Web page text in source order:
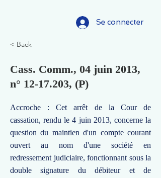
Se connecter
< Back
Cass. Comm., 04 juin 2013,
n° 12-17.203, (P)
Accroche : Cet arrêt de la Cour de
cassation, rendu le 4 juin 2013, concerne la
question du maintien d'un compte courant
ouvert au nom d'une société en
redressement judiciaire, fonctionnant sous la
double signature du débiteur et de